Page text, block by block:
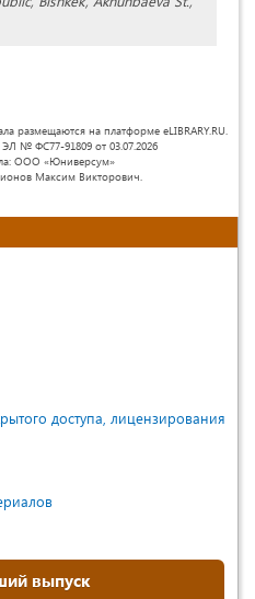
размещаются на платформе eLIBRARY.RU.
№ ФС77-91809 от 03.07.2026
ООО «Юниверсум»
Максим Викторович.
доступа, лицензирования
выпуск